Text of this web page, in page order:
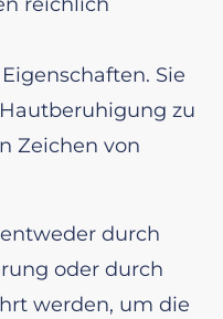
Sie
zu
Zeichen von
durch
oder durch
werden, um die